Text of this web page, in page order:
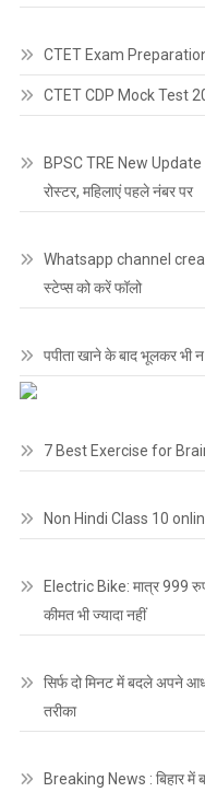
CTET Exam Preparation
CTET CDP Mock Test
BPSC TRE New Update
रोस्टर, महिलाएं पहले नंबर पर
Whatsapp channel
स्टेप्स को करें फॉलो
पपीता खाने के बाद भूलकर भी
7 Best Exercise for Brain :
Non Hindi Class 10
Electric Bike: मात्र 999
कीमत भी ज्यादा नहीं
सिर्फ दो मिनट में बदले अपने
तरीका
Breaking News : बिहार में